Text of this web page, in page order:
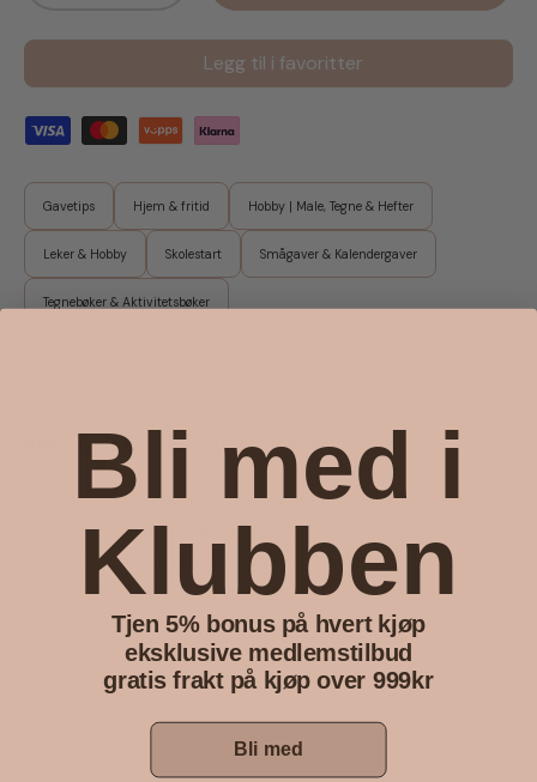
Legg til i favoritter
Gavetips Hjem & fritid Hobby | Male, Tegne & Hefter
Leker & Hobby Skolestart Smågaver & Kalendergaver
Tegnebøker & Aktivitetsbøker
Beskrivelse Produktanmeldelser
Det er gøy å lære! Med denne aktivitetsboka kan barn
fra 6 år få hjelp til å lære å skrive.
Enkle og morsomme oppgaver.
Vanskelighetsgrad: Medium Alder: 6+
Sjekk også ut være andre lære-hefter i samme serie.
Bli med i
Klubben
Tjen 5% bonus på hvert kjøp
eksklusive medlemstilbud
gratis frakt på kjøp over 999kr
Bli med